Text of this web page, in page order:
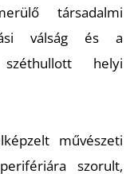
társadalmi
válság és a
széthullott helyi
művészeti
szorult,